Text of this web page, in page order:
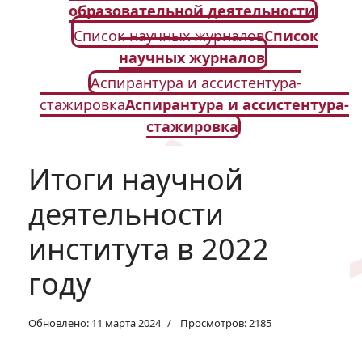
образовательной деятельности
Список научных журналовСписок
научных журналов
Аспирантура и ассистентура-
стажировкаАспирантура и ассистентура-
стажировка
Итоги научной
деятельности
института в 2022
году
Обновлено: 11 марта 2024 Просмотров: 2185